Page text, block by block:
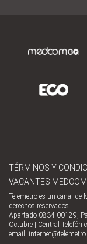
TÉRMINOS Y
VACANTES MEDCOM
Telemetro es un canal
derechos reservados.
Apartado 0834-00129,
Octubre | Central
email: